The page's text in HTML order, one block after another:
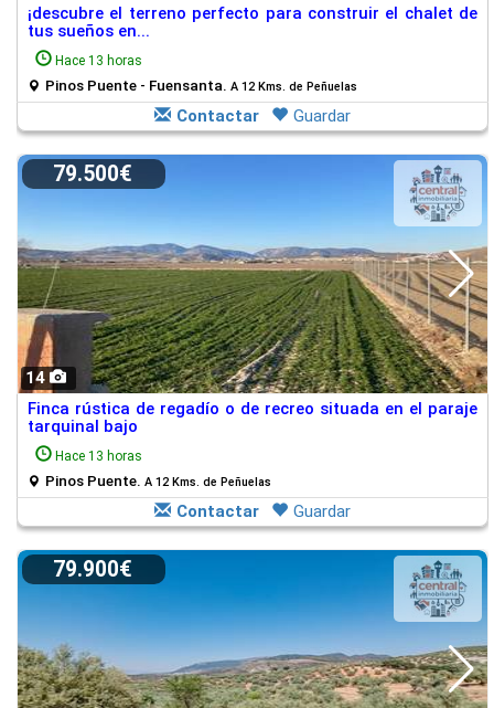
¡descubre el terreno perfecto para construir el chalet de
tus sueños en...
Hace 13 horas
Pinos Puente - Fuensanta. A 12 Kms. de Peñuelas
Contactar Guardar
14
79.500€
Finca rústica de regadío o de recreo situada en el paraje
tarquinal bajo
Hace 13 horas
Pinos Puente. A 12 Kms. de Peñuelas
Contactar Guardar
79.900€